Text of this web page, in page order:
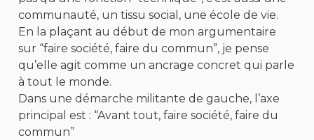
communauté, un tissu social, une école de vie.
En la plaçant au début de mon argumentaire
sur “faire société, faire du commun”, je pense
qu’elle agit comme un ancrage concret qui parle
à tout le monde.
Dans une démarche militante de gauche, l’axe
principal est : “Avant tout, faire société, faire du
commun”